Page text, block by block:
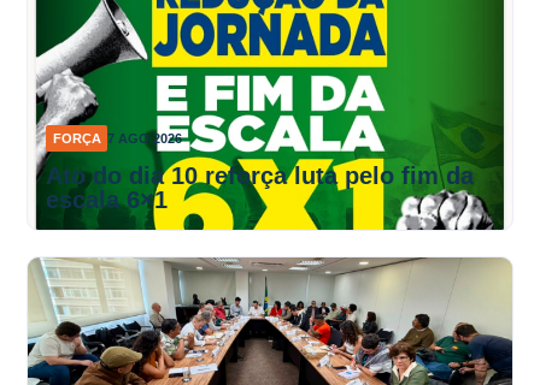
FORÇA 7 AGO 2026
Ato do dia 10 reforça luta pelo fim da
escala 6×1